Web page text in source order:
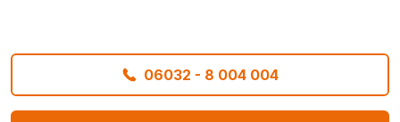
06032 - 8 004 004